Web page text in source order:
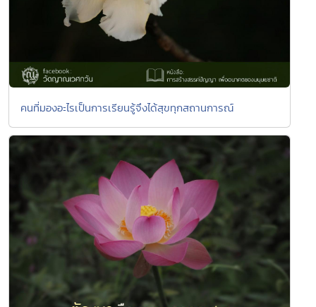
คนที่มองอะไรเป็นการเรียนรู้จึงได้สุขทุกสถานการณ์